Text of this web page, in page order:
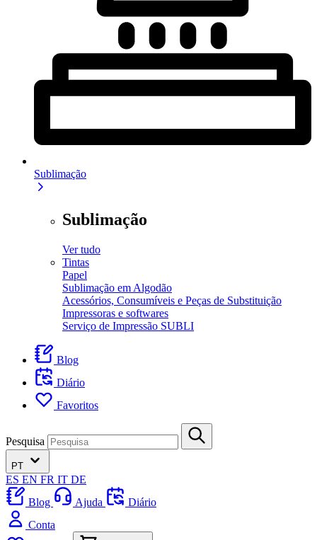
Sublimação
Sublimação
Ver tudo
Tintas
Papel
Sublimação em Algodão
Acessórios, Consumíveis e Peças de Substituição
Impressoras e softwares
Serviço de Impressão SUBLI
Blog
Diário
Favoritos
Pesquisa
PT
ES EN FR IT DE
Blog
Ajuda
Diário
Conta